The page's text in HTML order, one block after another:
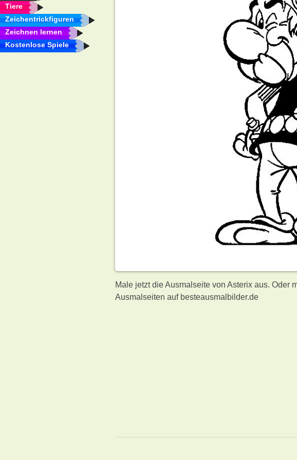
Tiere
Zeichentrickfiguren
Zeichnen lernen
Kostenlose Spiele
Male jetzt die Ausmalseite von Asterix aus. Oder
Ausmalseiten auf besteausmalbilder.de